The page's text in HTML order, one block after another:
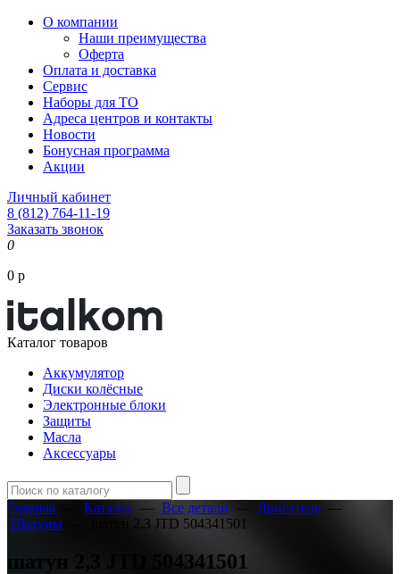
О компании
Наши преимущества
Оферта
Оплата и доставка
Сервис
Наборы для ТО
Адреса центров и контакты
Новости
Бонусная программа
Акции
Личный кабинет
8 (812) 764-11-19
Заказать звонок
0
0 р
Каталог товаров
Аккумулятор
Диски колёсные
Электронные блоки
Защиты
Масла
Аксессуары
Главная Каталог — Все детали — Двигатель —
Шатуны
шатун 2,3 JTD 504341501
шатун 2,3 JTD 504341501